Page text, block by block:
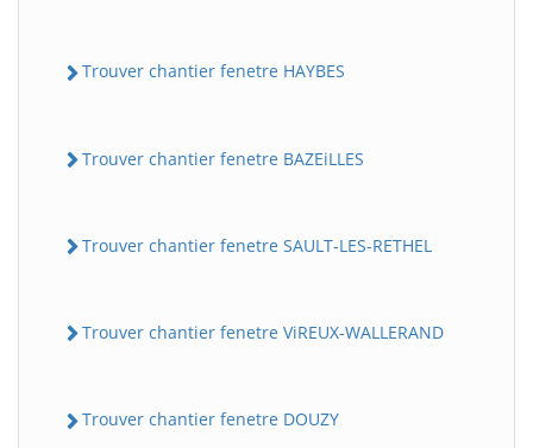
Trouver chantier fenetre HAYBES
Trouver chantier fenetre BAZEiLLES
Trouver chantier fenetre SAULT-LES-RETHEL
Trouver chantier fenetre ViREUX-WALLERAND
Trouver chantier fenetre DOUZY